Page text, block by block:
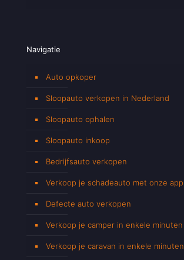
Navigatie
Auto opkoper
Sloopauto verkopen in Nederland
Sloopauto ophalen
Sloopauto inkoop
Bedrijfsauto verkopen
Verkoop je schadeauto met onze app
Defecte auto verkopen
Verkoop je camper in enkele minuten
Verkoop je caravan in enkele minuten